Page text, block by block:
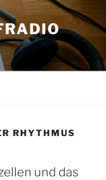
RHYTHMUS
und das